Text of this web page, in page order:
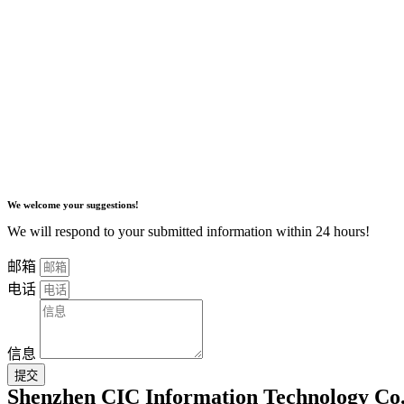
We welcome your suggestions!
We will respond to your submitted information within 24 hours!
邮箱
电话
信息
提交
Shenzhen CIC Information Technology